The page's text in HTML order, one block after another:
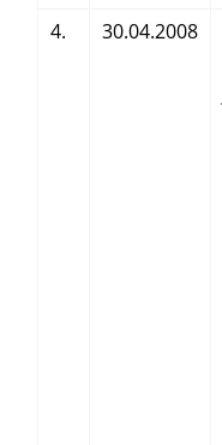
4.
30.04.2008